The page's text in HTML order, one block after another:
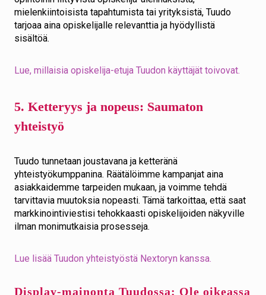
mielenkiintoisista tapahtumista tai yrityksistä, Tuudo
tarjoaa aina opiskelijalle relevanttia ja hyödyllistä
sisältöä.
Lue, millaisia opiskelija-etuja Tuudon käyttäjät toivovat.
5. Ketteryys ja nopeus: Saumaton
yhteistyö
Tuudo tunnetaan joustavana ja ketteränä
yhteistyökumppanina. Räätälöimme kampanjat aina
asiakkaidemme tarpeiden mukaan, ja voimme tehdä
tarvittavia muutoksia nopeasti. Tämä tarkoittaa, että saat
markkinointiviestisi tehokkaasti opiskelijoiden näkyville
ilman monimutkaisia prosesseja.
Lue lisää Tuudon yhteistyöstä Nextoryn kanssa.
Display-mainonta Tuudossa: Ole oikeassa